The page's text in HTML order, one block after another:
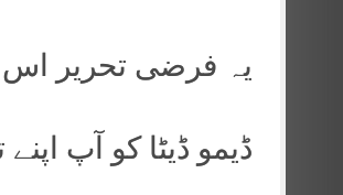
یہ فرضی تحریر اس
ڈیمو ڈیٹا کو آپ